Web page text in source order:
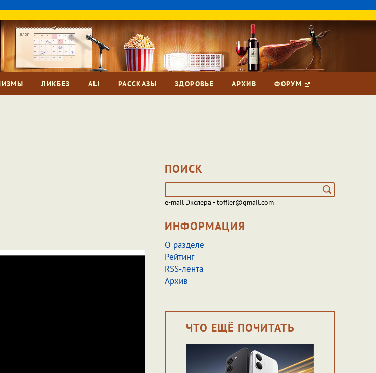
ЛИКБЕЗ ALI РАССКАЗЫ ЗДОРОВЬЕ АРХИВ ФОРУМ
ПОИСК
e-mail Экслера - toffler@gmail.com
ИНФОРМАЦИЯ
О разделе
Рейтинг
RSS-лента
Архив
ЧТО ЕЩЁ ПОЧИТАТЬ